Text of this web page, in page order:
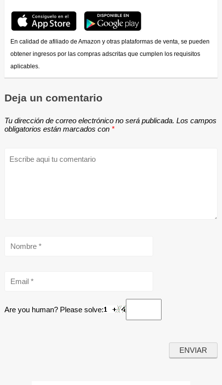
En calidad de afiliado de Amazon y otras plataformas de venta, se pueden
obtener ingresos por las compras adscritas que cumplen los requisitos
aplicables.
Deja un comentario
Tu dirección de correo electrónico no será publicada. Los campos
obligatorios están marcados con *
Are you human? Please solve: